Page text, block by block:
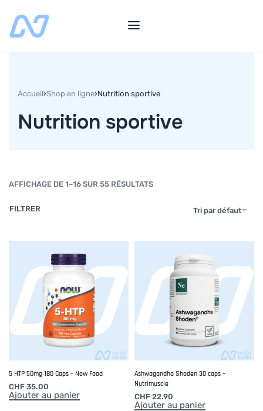
Accueil›Shop en ligne›Nutrition sportive
Nutrition sportive
AFFICHAGE DE 1–16 SUR 55 RÉSULTATS
Tri par défaut
FILTRER
5 HTP 50mg 180 Caps – Now Food
CHF 35.00
Ajouter au panier
Ashwagandha Shoden 30 caps –
Nutrimuscle
CHF 22.90
Ajouter au panier